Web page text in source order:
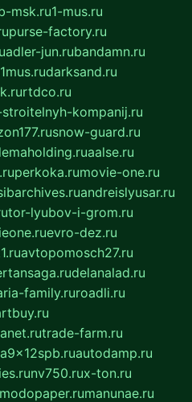
msk.ru1-mus.ru
purse-factory.ru
adler-jun.rubandamn.ru
1mus.rudarksand.ru
rtdco.ru
kompanij.ru
snow-guard.ru
aalse.ru
perkoka.rumovie-one.ru
andreislyusar.ru
tor-lyubov-i-grom.ru
evro-dez.ru
avtopomosch27.ru
delanalad.ru
family.ruroadli.ru
trade-farm.ru
autodamp.ru
nv750.rux-ton.ru
modopaper.rumanunae.ru